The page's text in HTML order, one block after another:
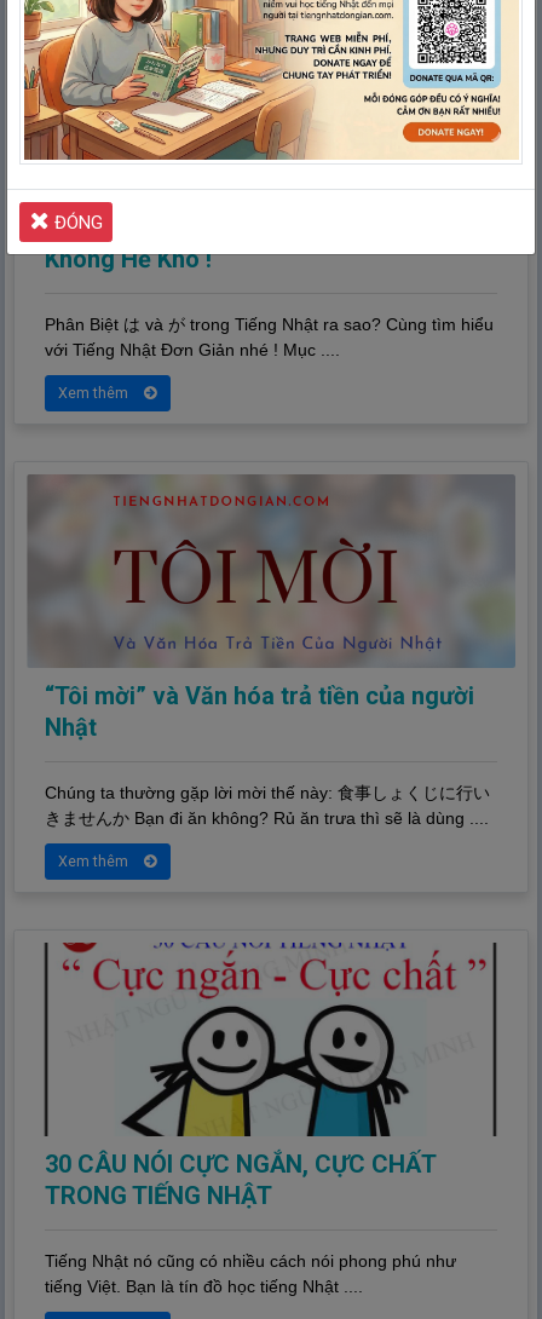
Trợ Từ Tiếng Nhật : Phân Biệt は và が
Không Hề Khó !
Phân Biệt は và が trong Tiếng Nhật ra sao? Cùng tìm hiểu
với Tiếng Nhật Đơn Giản nhé ! Mục ....
Xem thêm
“Tôi mời” và Văn hóa trả tiền của người
Nhật
Chúng ta thường gặp lời mời thế này:食事しょくじに行
HÀNH, HẠNH, HÀNG, い
きませんか Bạn đi ăn không? Rủ ăn trưa thì sẽ là dùng ....
Xem thêm
30 CÂU NÓI CỰC NGẮN, CỰC CHẤT
TRONG TIẾNG NHẬT
Tiếng Nhật nó cũng có nhiều cách nói phong phú như
tiếng Việt. Bạn là tín đồ học tiếng Nhật ....
ĐÓNG